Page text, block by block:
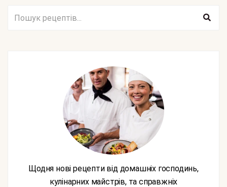
Щодня нові рецепти від домашніх господинь,
кулінарних майстрів, та справжніх